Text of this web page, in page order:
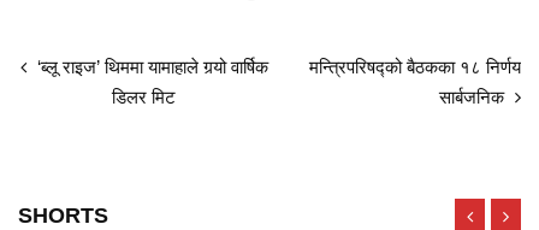
‘ब्लू राइज’ थिममा यामाहाले गर्‍यो वार्षिक
डिलर मिट
मन्त्रिपरिषद्को बैठकका १८ निर्णय
सार्बजनिक
SHORTS